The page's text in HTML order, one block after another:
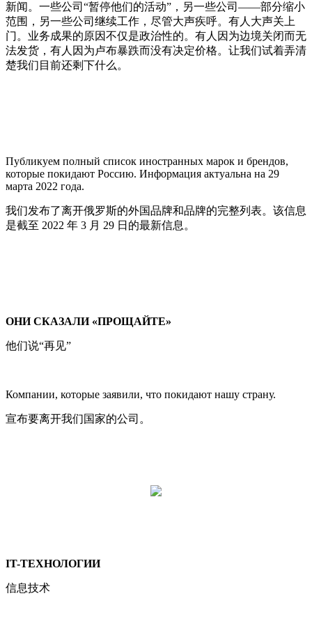
新闻。一些公司“暂停他们的活动”，另一些公司——部分缩小
范围，另一些公司继续工作，尽管大声疾呼。有人大声关上
门。业务成果的原因不仅是政治性的。有人因为边境关闭而无
法发货，有人因为卢布暴跌而没有决定价格。让我们试着弄清
楚我们目前还剩下什么。
Публикуем полный список иностранных марок и брендов,
которые покидают Россию. Информация актуальна на 29
марта 2022 года.
我们发布了离开俄罗斯的外国品牌和品牌的完整列表。该信息
是截至 2022 年 3 月 29 日的最新信息。
ОНИ СКАЗАЛИ «ПРОЩАЙТЕ»
他们说“再见”
Компании, которые заявили, что покидают нашу страну.
宣布要离开我们国家的公司。
IT-ТЕХНОЛОГИИ
信息技术